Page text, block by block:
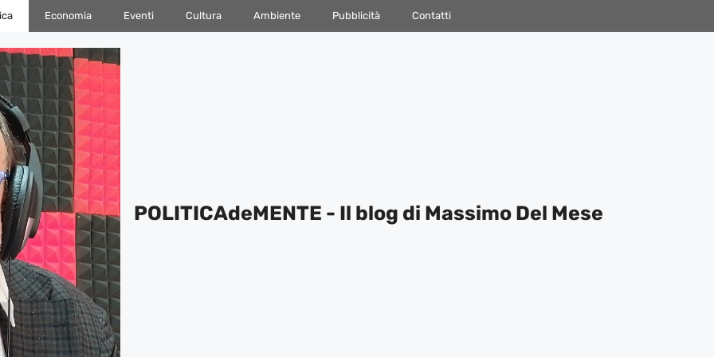
Economia Eventi Cultura Ambiente Pubblicità Contatti
POLITICAdeMENTE - Il blog di Massimo Del Mese